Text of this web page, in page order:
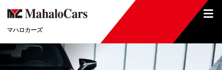
マハロカーズ